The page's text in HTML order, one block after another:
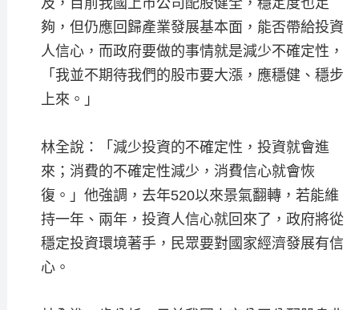
及，目前我國上市公司配股健全，穩定度也足
夠，但仍應回歸產業發展基本面，能否帶給投資
人信心，而政府要做的事情就是減少不確定性，
「我並不期待我們的股市要大漲，應穩健、穩步
上來。」
林全說：「減少投資的不確定性，投資就會進
來；消費的不確定性減少，消費信心就會恢
復。」他強調，去年520以來景氣翻轉，若能維
持一年、兩年，投資人信心就回來了，政府將從
穩定投資環境著手，民眾要對國家經濟發展有信
心。